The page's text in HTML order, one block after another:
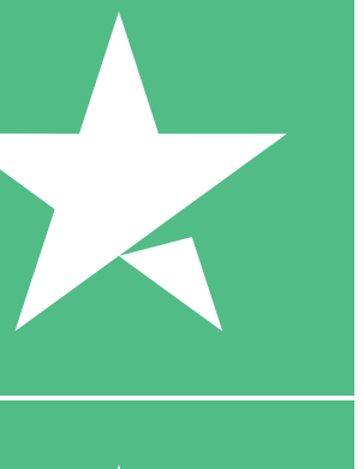
de Créditos Individuais
o uso com créditos de download. Sem
1000